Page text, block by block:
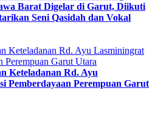
Barat Digelar di Garut, Diikuti
Seni Qasidah dan Vokal
Keteladanan Rd. Ayu
Pemberdayaan Perempuan Garut